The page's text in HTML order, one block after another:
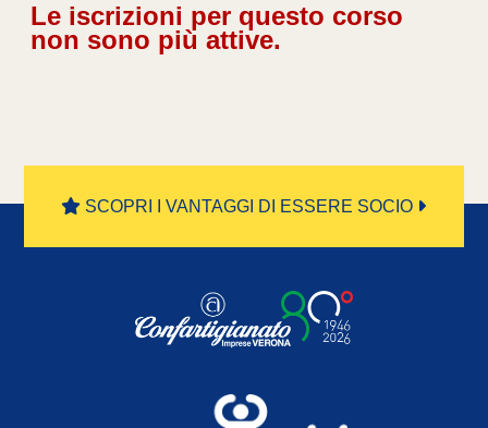
Le iscrizioni per questo corso
non sono più attive.
SCOPRI I VANTAGGI DI ESSERE SOCIO